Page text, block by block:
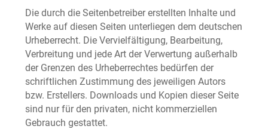
Die durch die Seitenbetreiber erstellten Inhalte und
Werke auf diesen Seiten unterliegen dem deutschen
Urheberrecht. Die Vervielfältigung, Bearbeitung,
Verbreitung und jede Art der Verwertung außerhalb
der Grenzen des Urheberrechtes bedürfen der
schriftlichen Zustimmung des jeweiligen Autors
bzw. Erstellers. Downloads und Kopien dieser Seite
sind nur für den privaten, nicht kommerziellen
Gebrauch gestattet.